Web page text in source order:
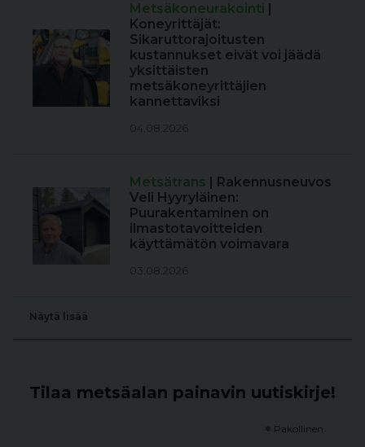
Metsäkoneurakointi |
Koneyrittäjät:
Sikaruttorajoitusten
kustannukset eivät voi jäädä
yksittäisten
metsäkoneyrittäjien
kannettaviksi
04.08.2026
Metsätrans | Rakennusneuvos
Veli Hyyryläinen:
Puurakentaminen on
ilmastotavoitteiden
käyttämätön voimavara
03.08.2026
Näytä lisää
Tilaa metsäalan painavin uutiskirje!
* Pakollinen